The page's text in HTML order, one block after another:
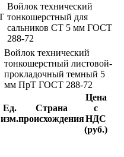
Войлок технический
тонкошерстный для
сальников СТ 5 мм ГОСТ
288-72
Войлок технический
тонкошерстный листовой-
прокладочный темный 5
мм ПрТ ГОСТ 288-72
Ед.
изм.
Страна
происхождения
Цена
с
НДС
(руб.)